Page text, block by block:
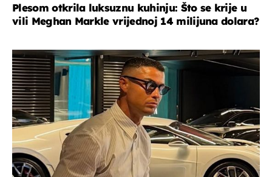
Plesom otkrila luksuznu kuhinju: Što se krije u
vili Meghan Markle vrijednoj 14 milijuna dolara?